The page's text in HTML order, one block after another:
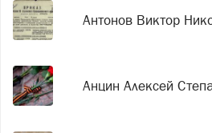
Антонов Виктор
Анцин Алексей